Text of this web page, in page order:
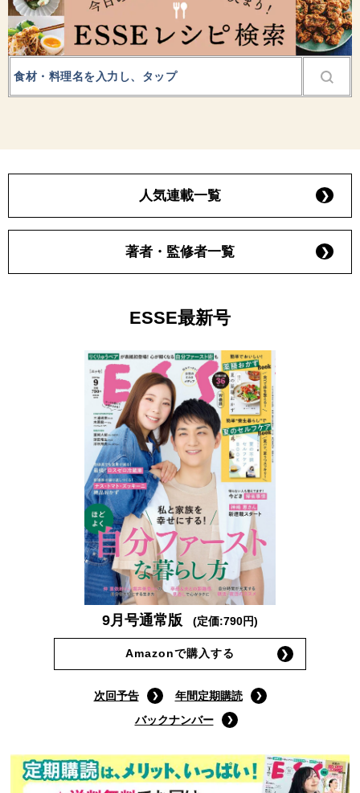
人気連載一覧
著者・監修者一覧
ESSE最新号
9月号通常版 (定価:790円)
Amazonで購入する
次回予告
年間定期購読
バックナンバー